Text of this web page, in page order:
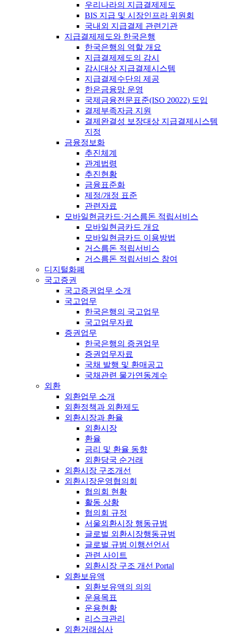
우리나라의 지급결제제도
BIS 지급 및 시장인프라 위원회
국내외 지급결제 관련기관
지급결제제도와 한국은행
한국은행의 역할 개요
지급결제제도의 감시
감시대상 지급결제시스템
지급결제수단의 제공
한은금융망 운영
국제금융전문표준(ISO 20022) 도입
결제부족자금 지원
결제완결성 보장대상 지급결제시스템
지정
금융정보화
추진체계
관계법령
추진현황
금융표준화
제정/개정 표준
관련자료
모바일현금카드·거스름돈 적립서비스
모바일현금카드 개요
모바일현금카드 이용방법
거스름돈 적립서비스
거스름돈 적립서비스 참여
디지털화폐
국고증권
국고증권업무 소개
국고업무
한국은행의 국고업무
국고업무자료
증권업무
한국은행의 증권업무
증권업무자료
국채 발행 및 환매공고
국채관련 물가연동계수
외환
외환업무 소개
외환정책과 외환제도
외환시장과 환율
외환시장
환율
금리 및 환율 동향
외환당국 순거래
외환시장 구조개선
외환시장운영협의회
협의회 현황
활동 상황
협의회 규정
서울외환시장 행동규범
글로벌 외환시장행동규범
글로벌 규범 이행선언서
관련 사이트
외환시장 구조 개선 Portal
외환보유액
외환보유액의 의의
운용목표
운용현황
리스크관리
외환거래심사